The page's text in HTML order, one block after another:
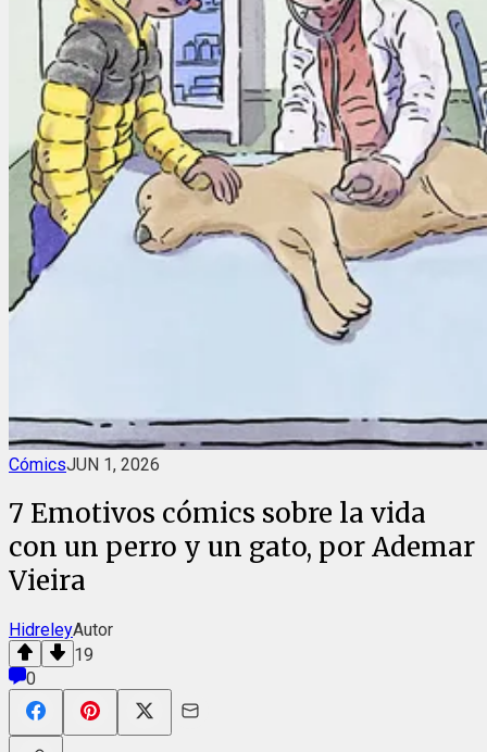
CómicsJUN 1, 2026
7 Emotivos cómics sobre la vida
con un perro y un gato, por Ademar
Vieira
HidreleyAutor
19
0